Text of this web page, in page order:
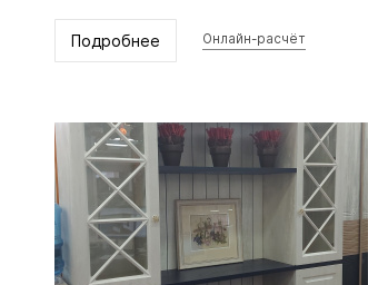
Подробнее Онлайн-расчёт